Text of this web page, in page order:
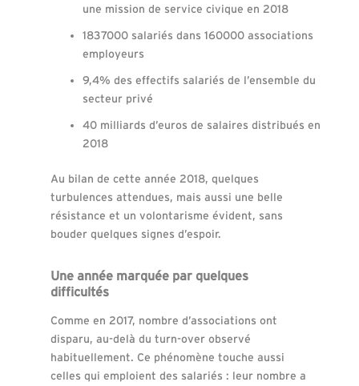
une mission de service civique en 2018
1837000 salariés dans 160000 associations
employeurs
9,4% des effectifs salariés de l’ensemble du
secteur privé
40 milliards d’euros de salaires distribués en
2018
Au bilan de cette année 2018, quelques
turbulences attendues, mais aussi une belle
résistance et un volontarisme évident, sans
bouder quelques signes d’espoir.
Une année marquée par quelques
difficultés
Comme en 2017, nombre d’associations ont
disparu, au-delà du turn-over observé
habituellement. Ce phénomène touche aussi
celles qui emploient des salariés : leur nombre a